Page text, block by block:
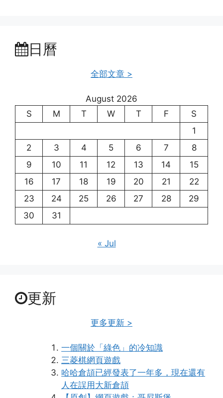
日曆
全部文章 >
August 2026
S
M T W T F
S
1
2
3 4 5 6 7
8
9
10 11 12 13 14
15
16
17 18 19 20 21
22
23
24 25 26 27 28
29
30
31
« Jul
更新
更多更新 >
一個關於「綠色」的冷知識
三菱棋網頁遊戲
哈哈倉頡已經發表了一年多，現在還有
人在誤用大新倉頡